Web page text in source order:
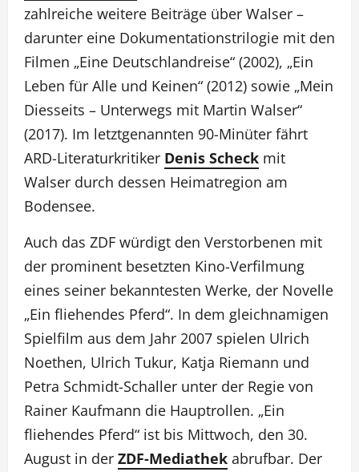
zahlreiche weitere Beiträge über Walser –
darunter eine Dokumentationstrilogie mit den
Filmen „Eine Deutschlandreise“ (2002), „Ein
Leben für Alle und Keinen“ (2012) sowie „Mein
Diesseits – Unterwegs mit Martin Walser“
(2017). Im letztgenannten 90-Minüter fährt
ARD-Literaturkritiker Denis Scheck mit
Walser durch dessen Heimatregion am
Bodensee.
Auch das ZDF würdigt den Verstorbenen mit
der prominent besetzten Kino-Verfilmung
eines seiner bekanntesten Werke, der Novelle
„Ein fliehendes Pferd“. In dem gleichnamigen
Spielfilm aus dem Jahr 2007 spielen Ulrich
Noethen, Ulrich Tukur, Katja Riemann und
Petra Schmidt-Schaller unter der Regie von
Rainer Kaufmann die Hauptrollen. „Ein
fliehendes Pferd“ ist bis Mittwoch, den 30.
August in der ZDF-Mediathek abrufbar. Der